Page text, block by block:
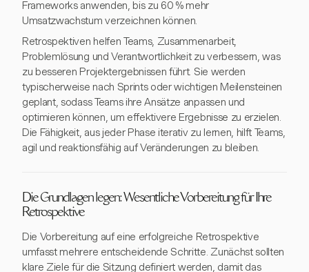
Frameworks anwenden, bis zu 60 % mehr
Umsatzwachstum verzeichnen können.
Retrospektiven helfen Teams, Zusammenarbeit,
Problemlösung und Verantwortlichkeit zu verbessern, was
zu besseren Projektergebnissen führt. Sie werden
typischerweise nach Sprints oder wichtigen Meilensteinen
geplant, sodass Teams ihre Ansätze anpassen und
optimieren können, um effektivere Ergebnisse zu erzielen.
Die Fähigkeit, aus jeder Phase iterativ zu lernen, hilft Teams,
agil und reaktionsfähig auf Veränderungen zu bleiben.
Die Grundlagen legen: Wesentliche Vorbereitung für Ihre
Retrospektive
Die Vorbereitung auf eine erfolgreiche Retrospektive
umfasst mehrere entscheidende Schritte. Zunächst sollten
klare Ziele für die Sitzung definiert werden, damit das